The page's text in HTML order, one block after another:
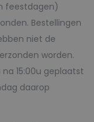
feestdagen)
Bestellingen
niet de
worden.
15:00u geplaatst
daarop